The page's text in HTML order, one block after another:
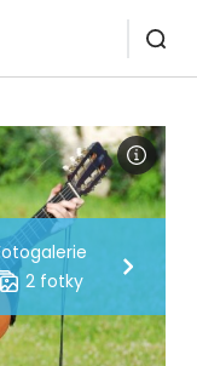
2 fotky